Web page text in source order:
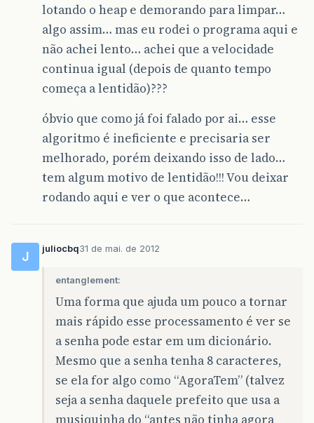
lotando o heap e demorando para limpar…
algo assim… mas eu rodei o programa aqui e
não achei lento… achei que a velocidade
continua igual (depois de quanto tempo
começa a lentidão)???
óbvio que como já foi falado por ai… esse
algoritmo é ineficiente e precisaria ser
melhorado, porém deixando isso de lado…
tem algum motivo de lentidão!!! Vou deixar
rodando aqui e ver o que acontece…
J
juliocbq31 de mai. de 2012
entanglement:
Uma forma que ajuda um pouco a tornar
mais rápido esse processamento é ver se
a senha pode estar em um dicionário.
Mesmo que a senha tenha 8 caracteres,
se ela for algo como “AgoraTem” (talvez
seja a senha daquele prefeito que usa a
musiquinha do “antes não tinha agora